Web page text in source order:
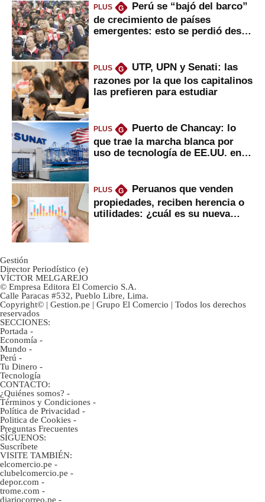
PLUS G
Perú se “bajó del barco”
de crecimiento de países
emergentes: esto se perdió desde
PLUS G
UTP, UPN y Senati: las
razones por la que los capitalinos
las prefieren para estudiar
PLUS G
Puerto de Chancay: lo
que trae la marcha blanca por
uso de tecnología de EE.UU. en
PLUS G
Peruanos que venden
propiedades, reciben herencia o
utilidades: ¿cuál es su nueva
Gestión
Director Periodístico (e)
VÍCTOR MELGAREJO
© Empresa Editora El Comercio S.A.
Calle Paracas #532, Pueblo Libre, Lima.
Copyright© | Gestion.pe | Grupo El Comercio | Todos los derechos
reservados
SECCIONES:
Portada -
Economía -
Mundo -
Perú -
Tu Dinero -
Tecnología
CONTACTO:
¿Quiénes somos? -
Términos y Condiciones -
Política de Privacidad -
Politica de Cookies -
Preguntas Frecuentes
SÍGUENOS:
Suscríbete
VISITE TAMBIÉN:
elcomercio.pe -
clubelcomercio.pe -
depor.com -
trome.com -
diariocorreo.pe -